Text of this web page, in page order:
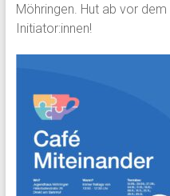
Möhringen. Hut ab vor
Initiator:innen!